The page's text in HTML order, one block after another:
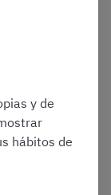
de
y
y la
de
y de
hábitos de